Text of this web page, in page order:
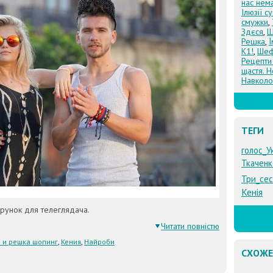
для телеглядача.
Читати повністю
и решка шопинг, Кения, Найроби
нас
Ілюзії
смужки,
Здєся,
Решка,
К1!,
щастя.
ТЕГИ
Кенія